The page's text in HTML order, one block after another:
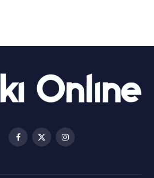
Βριλήσσια: Αυτοκίνητο έσπασε
και μπήκε μέσα σε μαγαζί
Facebook
X
Instagram